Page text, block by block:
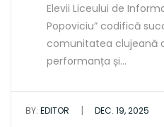
Elevii Liceului de
Popoviciu” codifică
comunitatea clujeană
performanța și…
BY: EDITOR | DEC. 19, 2025